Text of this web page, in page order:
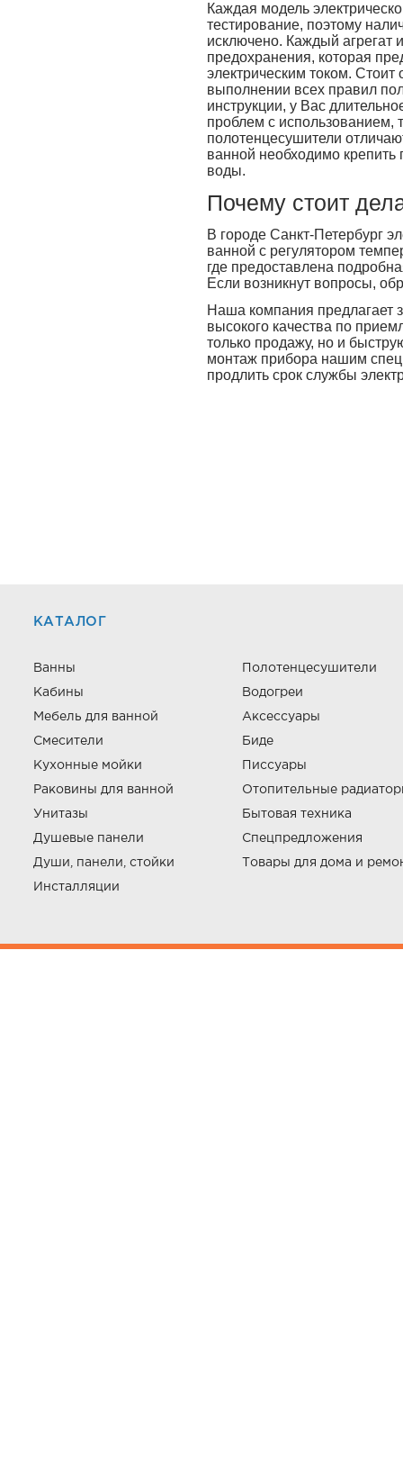
Каждая модель
тестирование, поэтому
исключено. Каждый агрегат
предохранения, которая
электрическим током. Стоит
выполнении всех правил
инструкции, у Вас
проблем с использованием,
полотенцесушители
ванной необходимо крепить
воды.
Почему стоит
В городе Санкт-Петербург
ванной с регулятором
где предоставлена
Если возникнут вопросы,
Наша компания предлагает
высокого качества по
только продажу, но и
монтаж прибора нашим
продлить срок службы
КАТАЛОГ
Ванны
Кабины
Мебель для ванной
Смесители
Кухонные мойки
Раковины для ванной
Унитазы
Душевые панели
Души, панели, стойки
Инсталляции
Полотенцесушители
Водогреи
Аксессуары
Биде
Писсуары
Отопительные
Бытовая техника
Спецпредложения
Товары для дома и